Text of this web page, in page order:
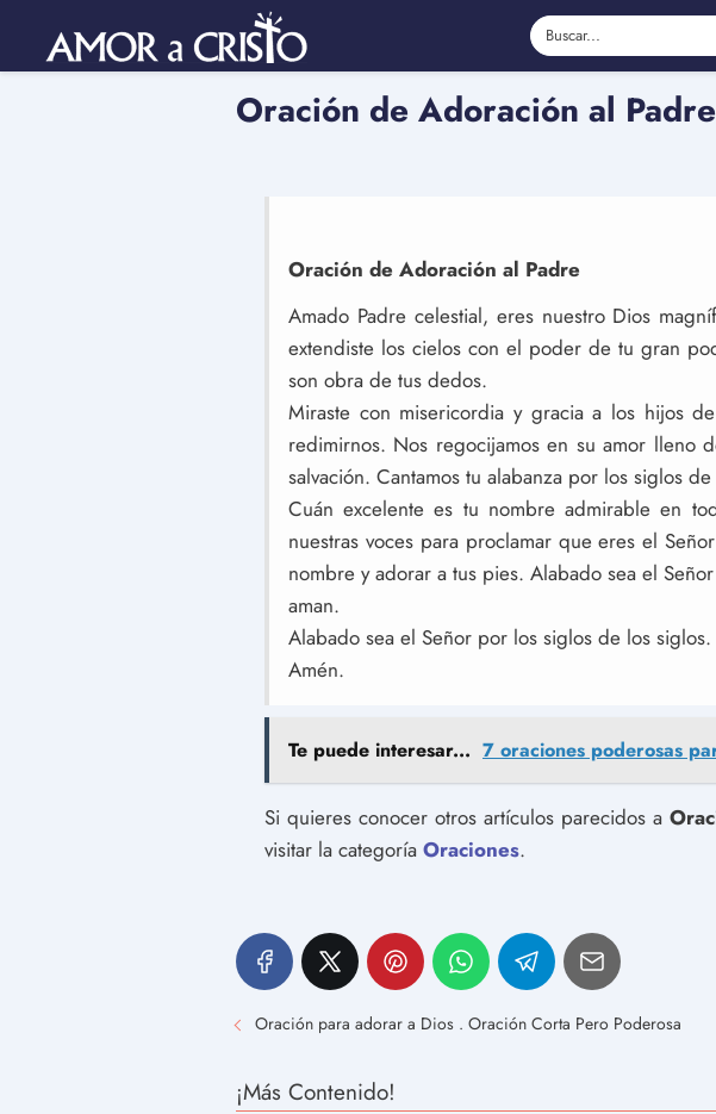
Oración de Adoración al
Oración de Adoración al Padre
Amado Padre celestial, eres nuestro Dios
extendiste los cielos con el poder de tu gran
son obra de tus dedos.
Miraste con misericordia y gracia a los hijos
redimirnos. Nos regocijamos en su amor lleno
salvación. Cantamos tu alabanza por los siglos
Cuán excelente es tu nombre admirable en
nuestras voces para proclamar que eres el
nombre y adorar a tus pies. Alabado sea el
aman.
Alabado sea el Señor por los siglos de los siglos.
Amén.
Te puede interesar... 7 oraciones poderosas
Si quieres conocer otros artículos parecidos a
visitar la categoría Oraciones.
Oración para adorar a Dios . Oración Corta Pero Poderosa
¡Más Contenido!